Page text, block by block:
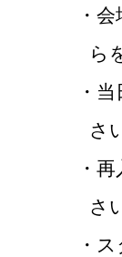
・
ら
・
さ
・
さ
・